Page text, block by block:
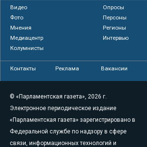
Видео
Опросы
Фото
Персоны
Мнения
Регионы
Медиацентр
Интервью
Колумнисты
Контакты Реклама Вакансии
© «Парламентская газета», 2026 г.
Электронное периодическое издание
«Парламентская газета» зарегистрировано в
Федеральной службе по надзору в сфере
связи, информационных технологий и